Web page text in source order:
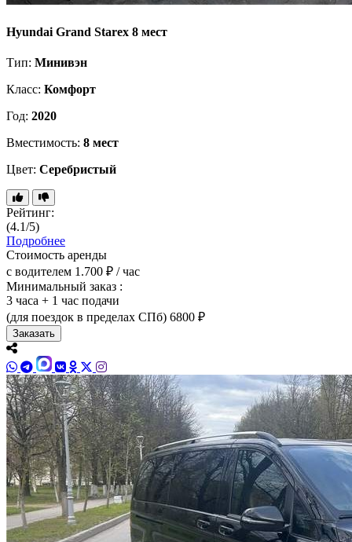
Hyundai Grand Starex 8 мест
Тип: Минивэн
Класс: Комфорт
Год: 2020
Вместимость: 8 мест
Цвет: Серебристый
Рейтинг:
(4.1/5)
Подробнее
Стоимость аренды
с водителем 1.700 ₽ / час
Минимальный заказ :
3 часа + 1 час подачи
(для поездок в пределах СПб) 6800 ₽
Заказать